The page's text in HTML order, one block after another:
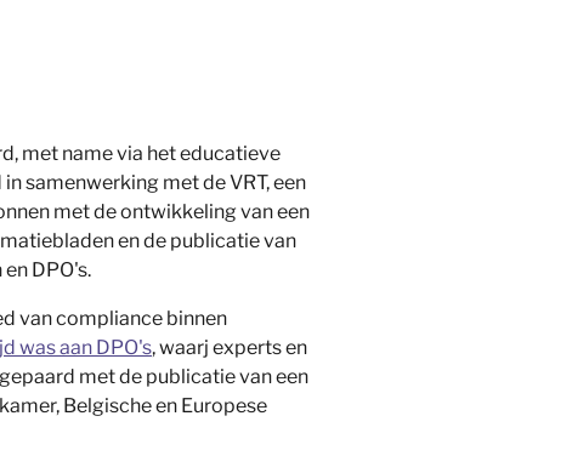
met name via het educatieve
samenwerking met de VRT, een
met de ontwikkeling van een
en de publicatie van
DPO's.
van compliance binnen
was aan DPO's, waarj experts en
met de publicatie van een
Belgische en Europese